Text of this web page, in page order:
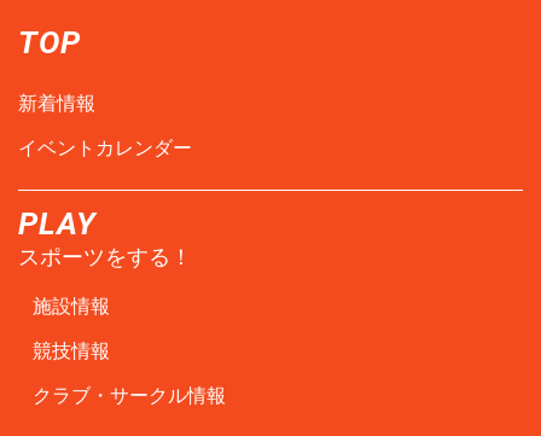
TOP
新着情報
イベントカレンダー
PLAY
スポーツをする！
施設情報
競技情報
クラブ・サークル情報